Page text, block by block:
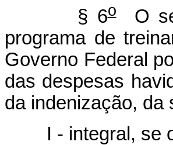
§ 6oO
programa de
Governo Federal
das despesas
da indenização, da
I - integral, se o